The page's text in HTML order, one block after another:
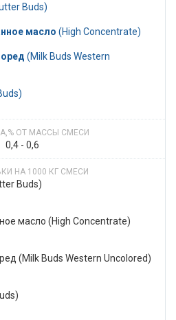
Buds)
масло ​​ (High Concentrate)
​​ (Milk Buds Western
0,4 - 0,6
Buds)
масло​​ (High Concentrate)
(Milk Buds Western Uncolored)